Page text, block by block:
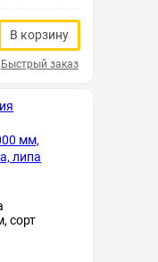
В корзину
Быстрый заказ
сорт